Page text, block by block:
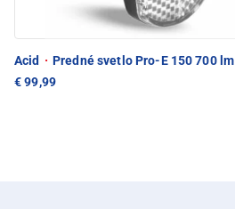
Acid · Predné svetlo Pro-E 150 700 lm
€ 99,99